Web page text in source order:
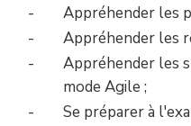
Appréhender les
Appréhender les
Appréhender les
mode Agile ;
Se préparer à